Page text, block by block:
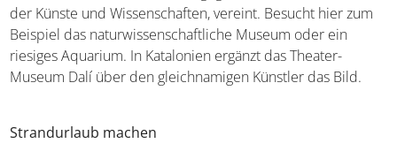
hingegen in Valencia, der Stadt der Künste und
Wissenschaften, vereint. Besucht hier zum Beispiel das
naturwissenschaftliche Museum oder ein riesiges
Aquarium. In Katalonien ergänzt das Theater-Museum Dalí
über den gleichnamigen Künstler das Bild.